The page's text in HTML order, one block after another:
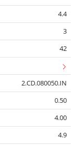
4.4
3
42
2.CD.080050.IN
0.50
4.00
4.9